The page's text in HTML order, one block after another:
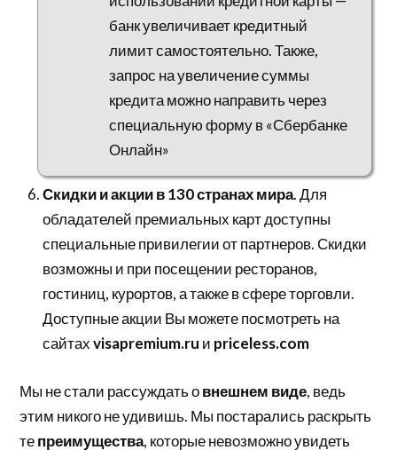
банк увеличивает кредитный
лимит самостоятельно. Также,
запрос на увеличение суммы
кредита можно направить через
специальную форму в «Сбербанке
Онлайн»
Скидки и акции в 130 странах мира. Для
обладателей премиальных карт доступны
специальные привилегии от партнеров. Скидки
возможны и при посещении ресторанов,
гостиниц, курортов, а также в сфере торговли.
Доступные акции Вы можете посмотреть на
сайтахvisapremium.ru и priceless.com
Мы не стали рассуждать овнешнем виде, ведь
этим никого не удивишь. Мы постарались раскрыть
тепреимущества, которые невозможно увидеть